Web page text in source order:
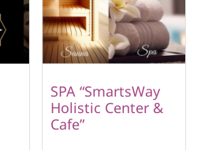
SPA “SmartsWay
Holistic Center &
Cafe”